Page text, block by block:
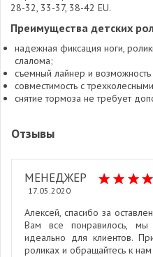
28-32, 33-37, 38-42 EU.
Преимущества детских
надежная фиксация ноги,
слалома;
съемный лайнер и возможность
совместимость с
снятие тормоза не требует
Отзывы
МЕНЕДЖЕР
17.05.2020
Алексей, спасибо за
Вам все понравилось, мы
идеально для клиентов.
роликах и обращайтесь к